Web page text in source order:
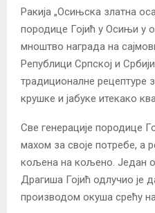
Ракија „Осињска златна
породице Гојић у Осињи у
мноштво награда на
Републици Српској и
традиционалне
крушке и јабуке итекако
Све генерације породице
махом за своје потребе, а
кољена на кољено. Један
Драгиша Гојић одлучио је
производом окуша срећу